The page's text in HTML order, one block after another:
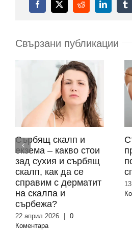
Facebook
X RedditLinkedIn
Свързани публикации
Сърбящ скалп и
екзема – какво стои
зад сухия и сърбящ
скалп, как да се
справим с дерматит
на скалпа и
сърбежа?
22 април 2026 | 0
Коментара